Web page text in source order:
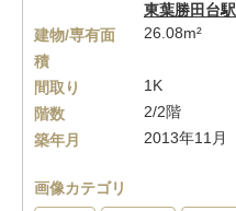
東葉勝田台駅
建物/専有面
積
26.08m²
間取り
1K
階数
2/2階
築年月
2013年11月
画像カテゴリ